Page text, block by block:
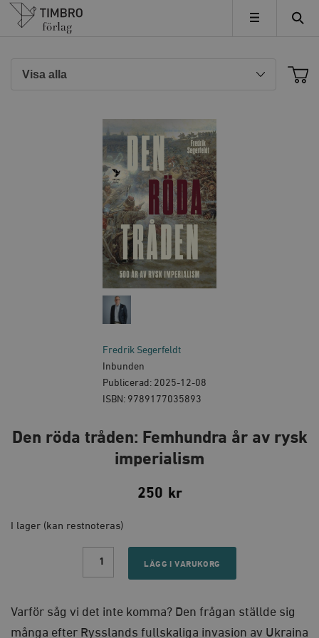
Timbro
MENY
Fredrik Segerfeldt
Inbunden
Publicerad: 2025-12-08
ISBN: 9789177035893
Den röda tråden: Femhundra år av rysk
imperialism
250 kr
I lager (kan restnoteras)
röda
av
rysk
imperialism
LÄGG I VARUKORG
Varför såg vi det inte komma? Den frågan ställde sig
många efter Rysslands fullskaliga invasion av Ukraina